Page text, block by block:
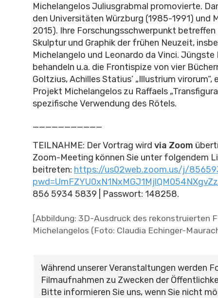
Michelangelos Juliusgrabmal promovierte.
den Universitäten Würzburg (1985-1991) und
2015). Ihre Forschungsschwerpunkt betreffen
Skulptur und Graphik der frühen Neuzeit,
Michelangelo und Leonardo da Vinci.
behandeln u.a. die Frontispize von vier
Goltzius, Achilles Statius’ „Illustrium virorum“,
Projekt Michelangelos zu Raffaels
spezifische Verwendung des Rötels.
___________
TEILNAHME: Der Vortrag wird via Zoom
Zoom-Meeting können Sie unter folgendem
beitreten: https://us02web.zoom.us/j/
856 5934 5839 | Passwort: 148258.
[Abbildung: 3D-Ausdruck des rekonstruierten
Michelangelos (Foto: Claudia Echinger-
Während unserer Veranstaltungen werden
Filmaufnahmen zu Zwecken der
Bitte informieren Sie uns, wenn Sie nicht